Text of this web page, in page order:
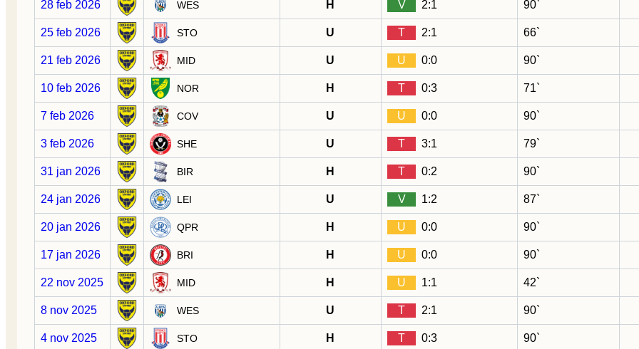
28 feb 2026 WES H V 2:1 90`
25 feb 2026 STO U T 2:1 66`
21 feb 2026 MID U U 0:0 90`
10 feb 2026 NOR H T 0:3 71`
7 feb 2026 COV U U 0:0 90`
3 feb 2026 SHE U T 3:1 79`
31 jan 2026 BIR H T 0:2 90`
24 jan 2026 LEI U V 1:2 87`
20 jan 2026 QPR H U 0:0 90`
17 jan 2026 BRI H U 0:0 90`
22 nov 2025 MID H U 1:1 42`
8 nov 2025 WES U T 2:1 90`
4 nov 2025 STO H T 0:3 90`